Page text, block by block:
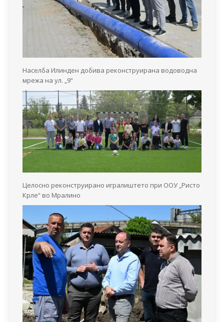
Населба Илинден добива реконструирана водоводна
мрежа на ул. „9“
Целосно реконструирано игралиштето при ООУ „Ристо
Крле“ во Мралино